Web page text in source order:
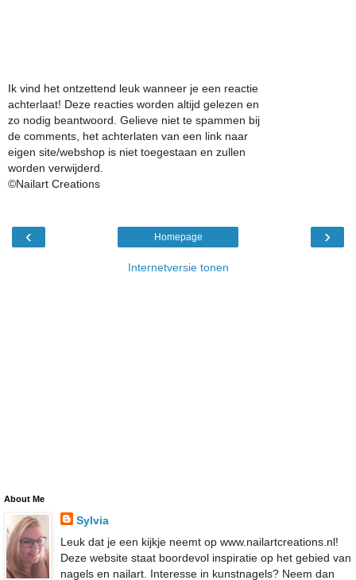
Ik vind het ontzettend leuk wanneer je een reactie
achterlaat! Deze reacties worden altijd gelezen en
zo nodig beantwoord. Gelieve niet te spammen bij
de comments, het achterlaten van een link naar
eigen site/webshop is niet toegestaan en zullen
worden verwijderd.
©Nailart Creations
‹ ›
Homepage
Internetversie tonen
About Me
Sylvia
Leuk dat je een kijkje neemt op www.nailartcreations.nl!
Deze website staat boordevol inspiratie op het gebied van
nagels en nailart. Interesse in kunstnagels? Neem dan